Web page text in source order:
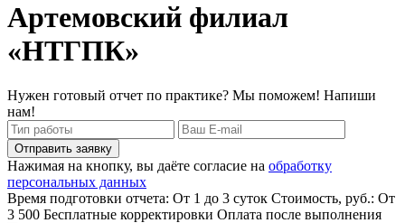
Артемовский филиал
«НТГПК»
Нужен готовый отчет по практике? Мы поможем! Напиши
нам!
Отправить заявку
Нажимая на кнопку, вы даёте согласие на обработку
персональных данных
Время подготовки отчета: От 1 до 3 суток Стоимость, руб.: От
3 500 Бесплатные корректировки Оплата после выполнения